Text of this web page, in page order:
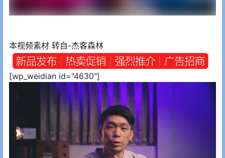
本视频素材 转自-杰客森林
[wp_weidian id="4630"]